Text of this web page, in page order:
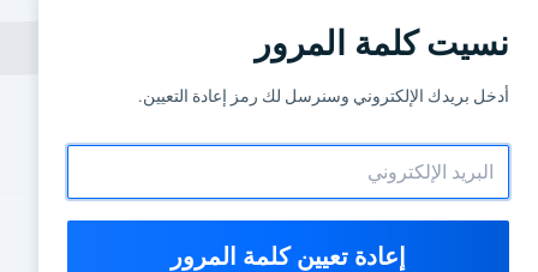
نسيت كلمة المرور
أدخل بريدك الإلكتروني وسنرسل لك رمز إعادة التعيين.
إعادة تعيين كلمة المرور